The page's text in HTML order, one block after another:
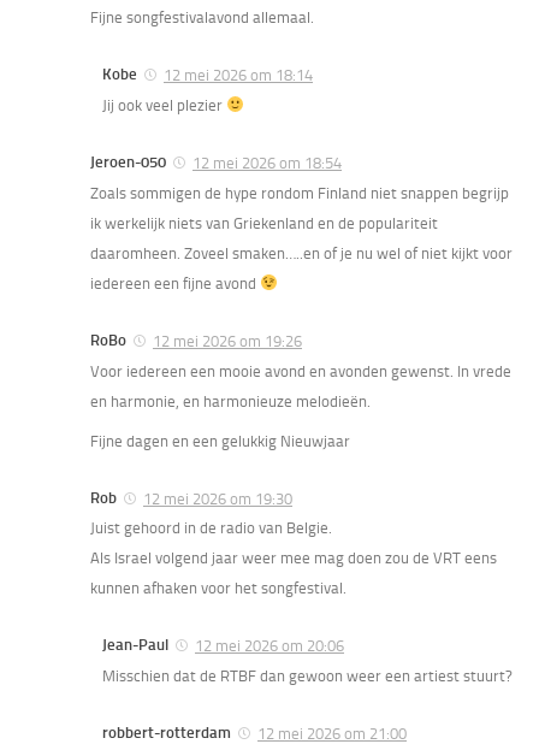
Fijne songfestivalavond allemaal.
Kobe
12 mei 2026 om 18:14
Jij ook veel plezier
Jeroen-050
12 mei 2026 om 18:54
Zoals sommigen de hype rondom Finland niet snappen begrijp
ik werkelijk niets van Griekenland en de populariteit
daaromheen. Zoveel smaken…..en of je nu wel of niet kijkt voor
iedereen een fijne avond
RoBo
12 mei 2026 om 19:26
Voor iedereen een mooie avond en avonden gewenst. In vrede
en harmonie, en harmonieuze melodieën.
Fijne dagen en een gelukkig Nieuwjaar
Rob
12 mei 2026 om 19:30
Juist gehoord in de radio van Belgie.
Als Israel volgend jaar weer mee mag doen zou de VRT eens
kunnen afhaken voor het songfestival.
Jean-Paul
12 mei 2026 om 20:06
Misschien dat de RTBF dan gewoon weer een artiest stuurt?
robbert-rotterdam
12 mei 2026 om 21:00